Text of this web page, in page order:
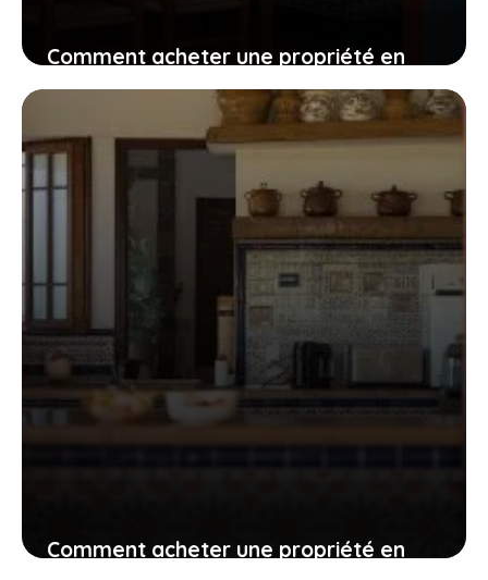
Comment acheter une propriété en
Espagne pour y vivre à l’année ?
Comment acheter une propriété en